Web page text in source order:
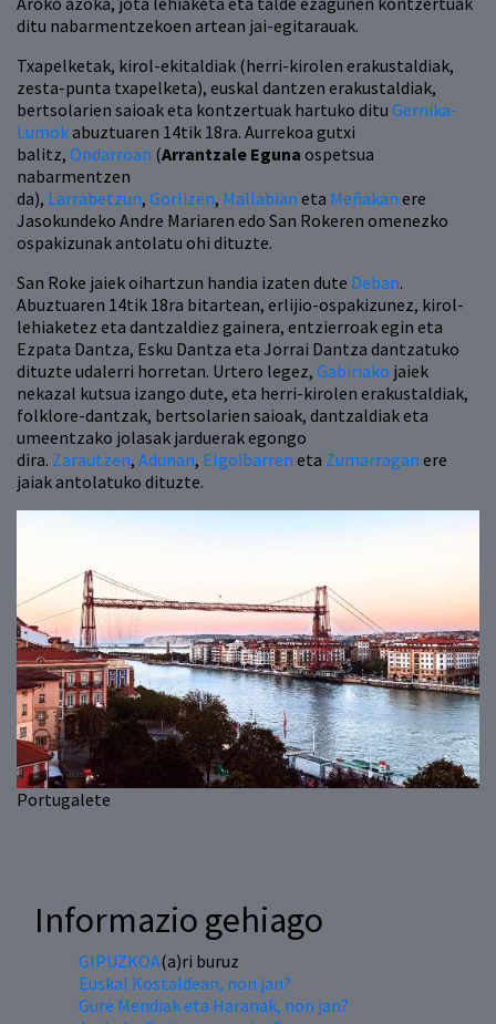
ditu nabarmentzekoen artean jai-egitarauak.
Txapelketak, kirol-ekitaldiak (herri-kirolen erakustaldiak,
zesta-punta txapelketa), euskal dantzen erakustaldiak,
bertsolarien saioak eta kontzertuak hartuko ditu Gernika-
Lumokabuztuaren 14tik 18ra. Aurrekoa gutxi
balitz, Ondarroan (Arrantzale Eguna ospetsua
nabarmentzen
da), Larrabetzun, Gorlizen, Mallabian eta Meñakan ere
Jasokundeko Andre Mariaren edo San Rokeren omenezko
ospakizunak antolatu ohi dituzte.
San Roke jaiek oihartzun handia izaten dute Deban.
Abuztuaren 14tik 18ra bitartean, erlijio-ospakizunez, kirol-
lehiaketez eta dantzaldiez gainera, entzierroak egin eta
Ezpata Dantza, Esku Dantza eta Jorrai Dantza dantzatuko
dituzte udalerri horretan. Urtero legez, Gabiriako jaiek
nekazal kutsua izango dute, eta herri-kirolen erakustaldiak,
folklore-dantzak, bertsolarien saioak, dantzaldiak eta
umeentzako jolasak jarduerak egongo
dira. Zarautzen, Adunan, Elgoibarren eta Zumarragan ere
jaiak antolatuko dituzte.
Portugalete
Informazio gehiago
GIPUZKOA(a)ri buruz
Euskal Kostaldean, non jan?
Gure Mendiak eta Haranak, non jan?